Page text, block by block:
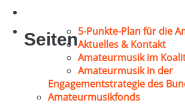
Seiten5-Punkte-Plan für die
Aktuelles & Kontakt
Amateurmusik im
Amateurmusik in der
Engagementstrategie des
Amateurmusikfonds